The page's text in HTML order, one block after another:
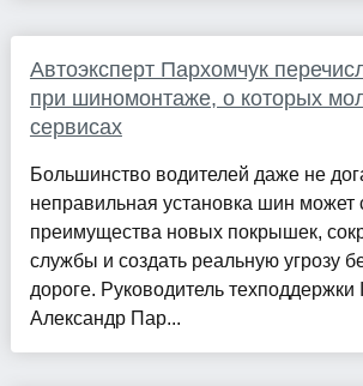
Автоэксперт Пархомчук
при шиномонтаже, о которых
сервисах
Большинство водителей даже не
неправильная установка шин может
преимущества новых покрышек,
службы и создать реальную угрозу
дороге. Руководитель техподдержки
Александр Пар...